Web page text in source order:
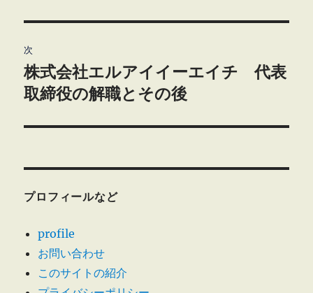
ビ
ゲ
ー
ン
稿:
次
次
の
稿:
株式会社エルアイイーエイチ 代表
取締役の解職とその後
プロフィールなど
profile
お問い合わせ
このサイトの紹介